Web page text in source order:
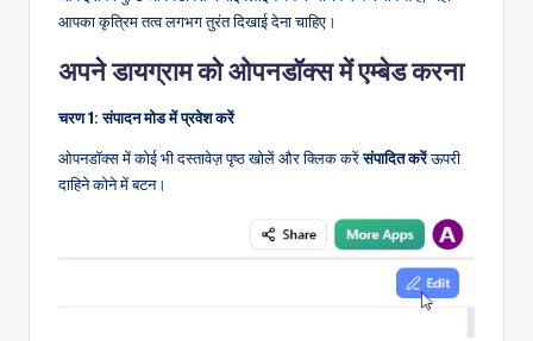
आपका कृत्रिम तत्व लगभग तुरंत दिखाई देना चाहिए।
अपने डायग्राम को ओपनडॉक्स में एम्बेड करना
चरण 1: संपादन मोड में प्रवेश करें
ओपनडॉक्स में कोई भी दस्तावेज़ पृष्ठ खोलें और क्लिक करेंसंपादित करेंऊपरी
दाहिने कोने में बटन।